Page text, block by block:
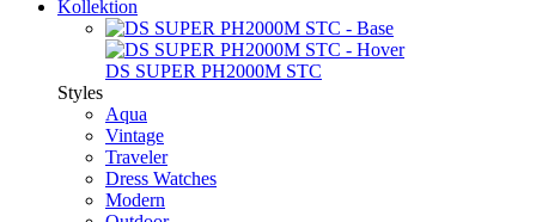
Kollektion
DS SUPER PH2000M STC
Styles
Aqua
Vintage
Traveler
Dress Watches
Modern